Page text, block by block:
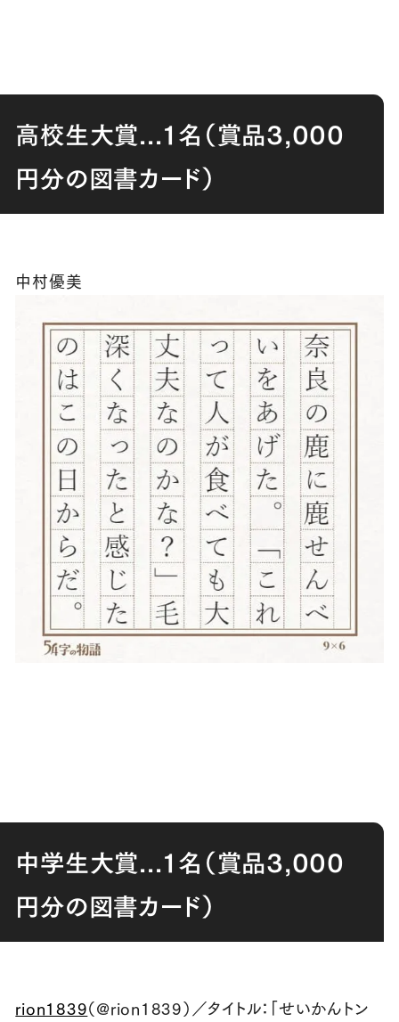
高校生大賞...１名（賞品3,000
円分の図書カード）
中村優美
中学生大賞...１名（賞品3,000
円分の図書カード）
rion1839（@rion1839）／タイトル：「せいかんトン